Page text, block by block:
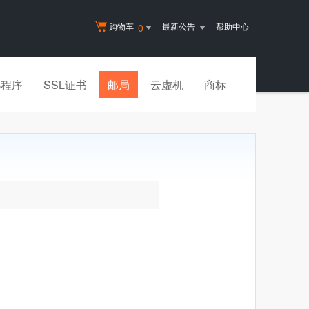
购物车 0 最新公告 帮助中心
序 SSL证书 邮局 云虚机 商标